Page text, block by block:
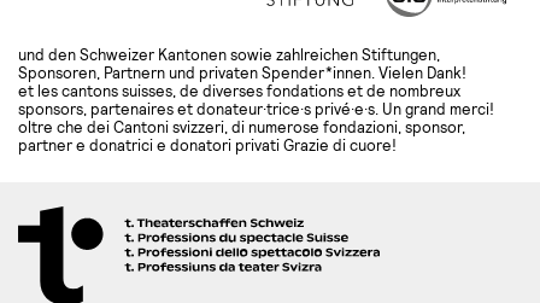
und den Schweizer Kantonen sowie zahlreichen Stiftungen,
Sponsoren, Partnern und privaten Spender*innen. Vielen Dank!
et les cantons suisses, de diverses fondations et de nombreux
sponsors, partenaires et donateur·trice·s privé·e·s. Un grand merci!
oltre che dei Cantoni svizzeri, di numerose fondazioni, sponsor,
partner e donatrici e donatori privati Grazie di cuore!